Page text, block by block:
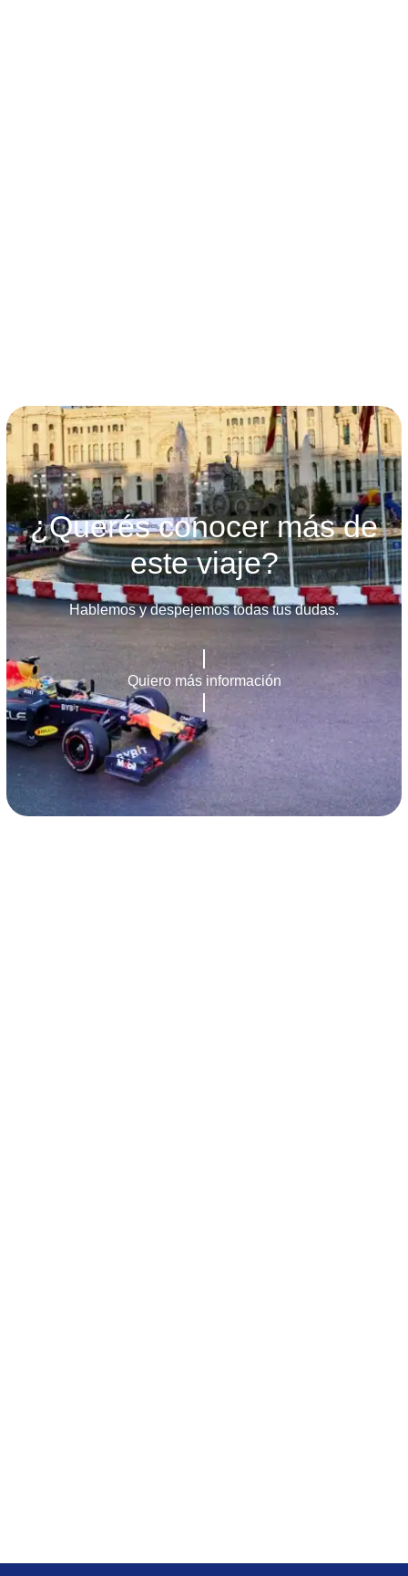
¿Querés conocer más de
este viaje?
Hablemos y despejemos todas tus dudas.
Quiero más información